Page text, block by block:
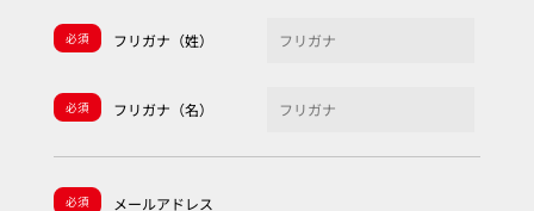
必須 フリガナ（姓）
必須 フリガナ（名）
必須 メールアドレス